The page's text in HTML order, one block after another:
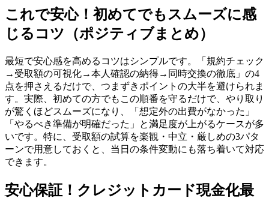
これで安心！初めてでもスムーズに感
じるコツ（ポジティブまとめ）
最短で安心感を高めるコツはシンプルです。「規約チェック
→受取額の可視化→本人確認の納得→同時交換の徹底」の4
点を押さえるだけで、つまずきポイントの大半を避けられま
す。実際、初めての方でもこの順番を守るだけで、やり取り
が驚くほどスムーズになり、「想定外の出費がなかった」
「やるべき準備が明確だった」と満足度が上がるケースが多
いです。特に、受取額の試算を楽観・中立・厳しめの3パタ
ーンで用意しておくと、当日の条件変動にも落ち着いて対応
できます。
安心保証！クレジットカード現金化最